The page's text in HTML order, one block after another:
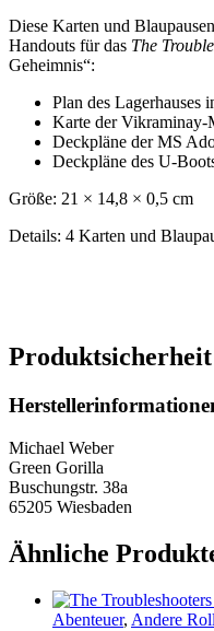
Diese Karten und
Handouts für das The
Geheimnis“:
Plan des Lagerhauses
Karte der Vikraminay-
Deckpläne der MS
Deckpläne des U-
Größe: 21 × 14,8 × 0,5 cm
Details: 4 Karten und
Produktsicherheit
Michael Weber
Green Gorilla
Buschungstr. 38a
65205 Wiesbaden
Ähnliche
Abenteuer, Andere